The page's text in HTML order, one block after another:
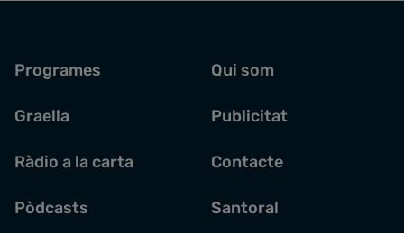
Programes
Graella
Ràdio a la carta
Pòdcasts
Qui som
Publicitat
Contacte
Santoral